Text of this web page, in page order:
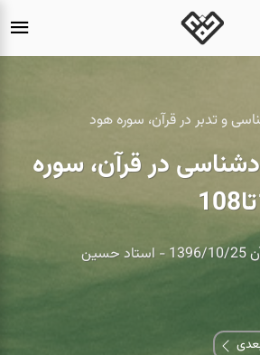
و تدبر در قرآن، سوره هود
97 خودشناسی در قرآن، سوره
تدبری در قرآن 1396/10/25 - استاد حسین